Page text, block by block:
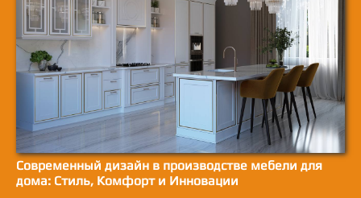
Современный дизайн в производстве мебели для
дома: Стиль, Комфорт и Инновации